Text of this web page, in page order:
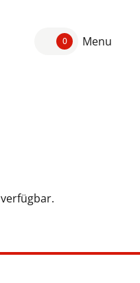
0 Menu